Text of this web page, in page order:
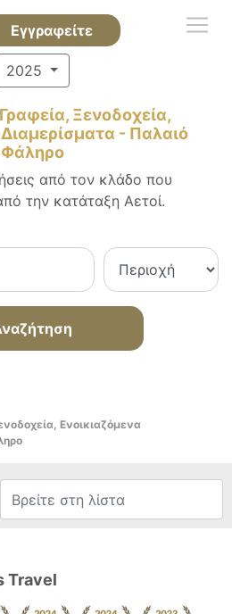
Εγγραφείτε
2025
Ξενοδοχεία,
- Παλαιό
Φάληρο
από τον κλάδο που
την κατάταξη Αετοί.
Ενοικιαζόμενα
Travel